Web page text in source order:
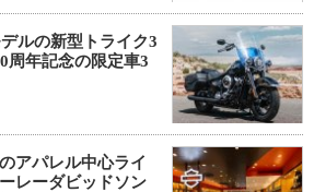
ルの新型トライク3
周年記念の限定車3
アパレル中心ライ
レーダビッドソン